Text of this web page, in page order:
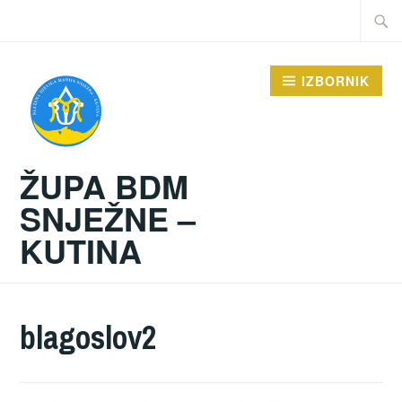
Traži:
ŽUPA BDM
SNJEŽNE –
KUTINA
IZBORNIK
blagoslov2